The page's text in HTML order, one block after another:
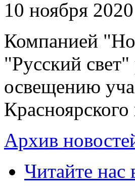
10 ноября 2020
Компанией
"Русский
освещению
Красноярского
Архив
Читайте нас